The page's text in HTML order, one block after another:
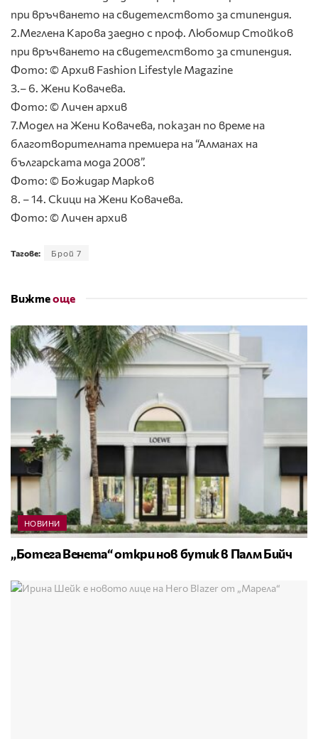
при връчването на свидетелството за стипендия.
2.Меглена Карова заедно с проф. Любомир Стойков
при връчването на свидетелството за стипендия.
Фото: © Архив Fashion Lifestyle Magazine
3.– 6. Жени Ковачева.
Фото: © Личен архив
7.Модел на Жени Ковачева, показан по време на
благотворителната премиера на “Алманах на
българската мода 2008”.
Фото: © Божидар Марков
8. – 14. Скици на Жени Ковачева.
Фото: © Личен архив
Тагове: Брой 7
Вижтеоще
НОВИНИ
„Ботега Венета“ откри нов бутик в Палм Бийч